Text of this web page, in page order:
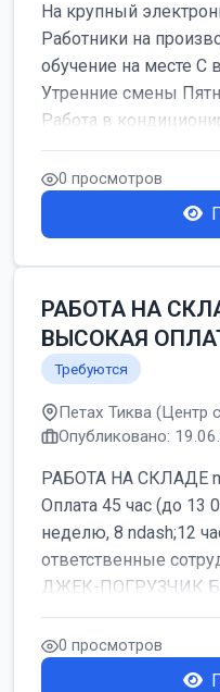
На крупный
Работники на
обучение на месте С
Утренние смены
Работа в
0 просмотров
РАБОТА НА
ВЫСОКАЯ
Требуются
Петах Тиква (Центр
Опубликовано:
РАБОТА НА СКЛАДЕ
Оплата 45 час (до 13
неделю, 8 ndash;12
ответственные
ДЖЕК-ПОГРУЗЧИК
0 просмотров